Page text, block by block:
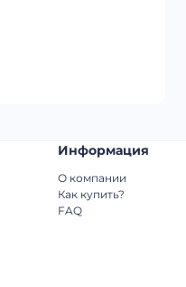
Информация
О компании
Как купить?
FAQ